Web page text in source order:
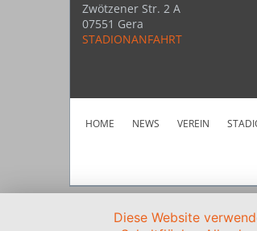
Zwötzener Str. 2 A
07551 Gera
STADIONANFAHRT
HOME NEWS VEREIN
Diese Website